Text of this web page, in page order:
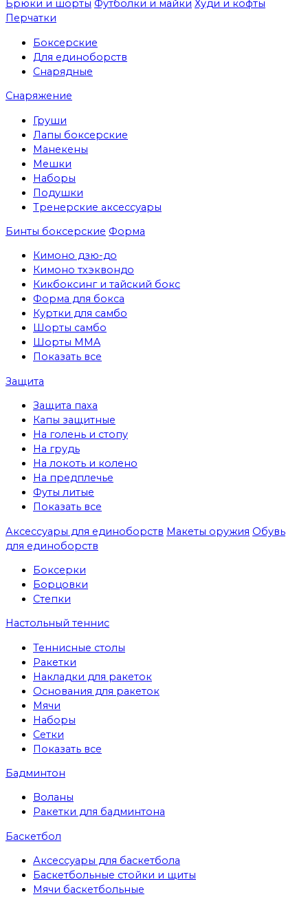
Брюки и шорты Футболки и майки Худи и кофты
Перчатки
Боксерские
Для единоборств
Снарядные
Снаряжение
Груши
Лапы боксерские
Манекены
Мешки
Наборы
Подушки
Тренерские аксессуары
Бинты боксерские Форма
Кимоно дзю-до
Кимоно тхэквондо
Кикбоксинг и тайский бокс
Форма для бокса
Куртки для самбо
Шорты самбо
Шорты MMA
Показать все
Защита
Защита паха
Капы защитные
На голень и стопу
На грудь
На локоть и колено
На предплечье
Футы литые
Показать все
Аксессуары для единоборств Макеты оружия Обувь
для единоборств
Боксерки
Борцовки
Степки
Настольный теннис
Теннисные столы
Ракетки
Накладки для ракеток
Основания для ракеток
Мячи
Наборы
Сетки
Показать все
Бадминтон
Воланы
Ракетки для бадминтона
Баскетбол
Аксессуары для баскетбола
Баскетбольные стойки и щиты
Мячи баскетбольные